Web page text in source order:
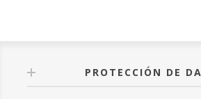
PROTECCIÓN DE